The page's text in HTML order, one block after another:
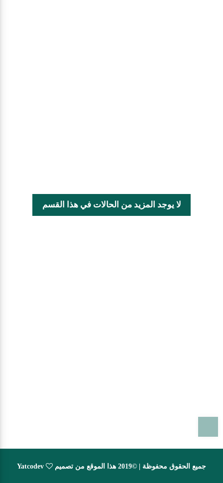
لا يوجد المزيد من الحالات في هذا القسم
جميع الحقوق محفوظة | ©2019 هذا الموقع من تصميم Yatcodev